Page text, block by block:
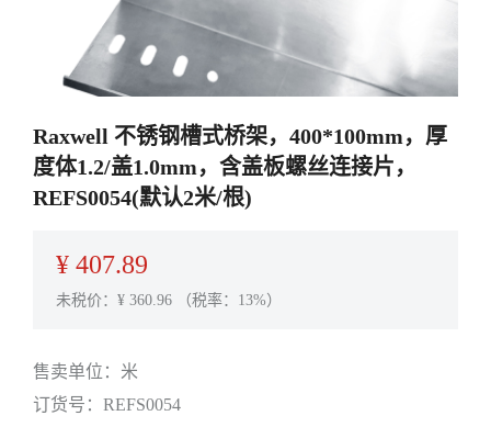
Raxwell 不锈钢槽式桥架，400*100mm，厚
度体1.2/盖1.0mm，含盖板螺丝连接片，
REFS0054(默认2米/根)
¥ 407.89
未税价：¥ 360.96 （税率：13%）
售卖单位： 米
订货号： REFS0054